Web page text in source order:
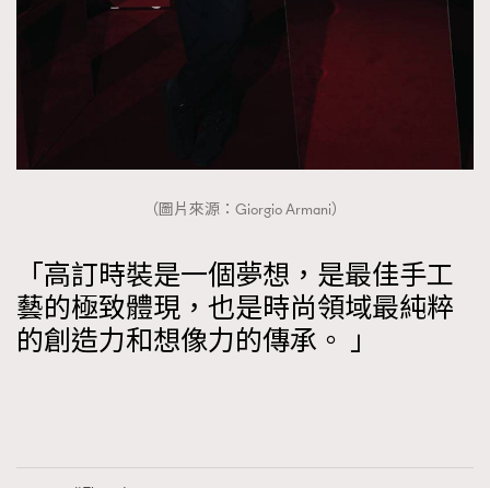
（圖片來源：Giorgio Armani）
「高訂時裝是一個夢想，是最佳手工
藝的極致體現，也是時尚領域最純粹
的創造力和想像力的傳承。 」